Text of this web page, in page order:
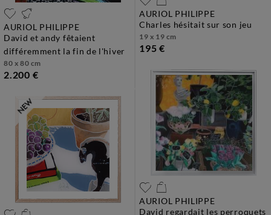
AURIOL PHILIPPE
david et andy fêtaient
différemment la fin de l'hiver
80 x 80 cm
2.200 €
AURIOL PHILIPPE
charles hésitait sur son jeu
19 x 19 cm
195 €
AURIOL PHILIPPE
david regardait les perroquets